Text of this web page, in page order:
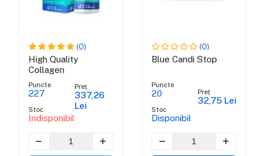
(0)
High Quality
Collagen
Puncte
227
Stoc
Indisponibil
Preț
337,26
Lei
(0)
Blue Candi Stop
Puncte
20
Stoc
Disponibil
Preț
32,75 Lei